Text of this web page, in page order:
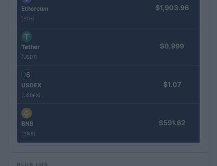
Ethereum
(ETH)
$1,903.96
Tether
(USDT)
$0.999
USDEX
(USDEX)
$1.07
BNB
(BNB)
$591.62
PLUS LUS